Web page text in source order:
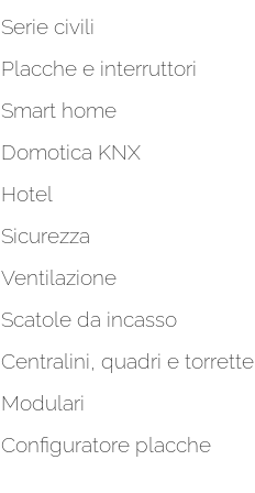
Serie civili
Placche e interruttori
Smart home
Domotica KNX
Hotel
Sicurezza
Ventilazione
Scatole da incasso
Centralini, quadri e torrette
Modulari
Configuratore placche